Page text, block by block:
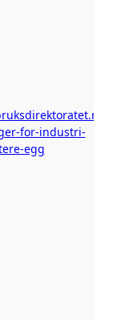
for-industri-
egg